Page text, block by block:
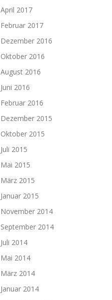
April 2017
Februar 2017
Dezember 2016
Oktober 2016
August 2016
Juni 2016
Februar 2016
Dezember 2015
Oktober 2015
Juli 2015
Mai 2015
März 2015
Januar 2015
November 2014
September 2014
Juli 2014
Mai 2014
März 2014
Januar 2014